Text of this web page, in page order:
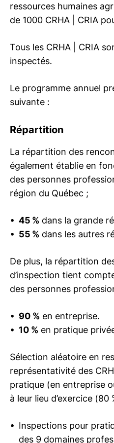
ressources humaines
de 1000 CRHA | CRIA
Tous les CRHA | CRIA
inspectés.
Le programme annuel
suivante :
Répartition
La répartition des
également établie en
des personnes
région du Québec ;
45 % dans la grande
55 % dans les autres
De plus, la répartition
d’inspection tient
des personnes
90 % en entreprise.
10 % en pratique
Sélection aléatoire en
représentativité des
pratique (en entreprise
à leur lieu d’exercice
Inspections pour
des 9 domaines